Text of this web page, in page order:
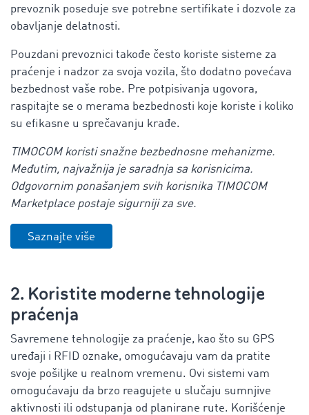
prevoznik poseduje sve potrebne sertifikate i dozvole za
obavljanje delatnosti.
Pouzdani prevoznici takođe često koriste sisteme za
praćenje i nadzor za svoja vozila, što dodatno povećava
bezbednost vaše robe. Pre potpisivanja ugovora,
raspitajte se o merama bezbednosti koje koriste i koliko
su efikasne u sprečavanju krađe.
TIMOCOM koristi snažne bezbednosne mehanizme.
Međutim, najvažnija je saradnja sa korisnicima.
Odgovornim ponašanjem svih korisnika TIMOCOM
Marketplace postaje sigurniji za sve.
Saznajte više
2. Koristite moderne tehnologije
praćenja
Savremene tehnologije za praćenje, kao što su GPS
uređaji i RFID oznake, omogućavaju vam da pratite
svoje pošiljke u realnom vremenu. Ovi sistemi vam
omogućavaju da brzo reagujete u slučaju sumnjive
aktivnosti ili odstupanja od planirane rute. Korišćenje